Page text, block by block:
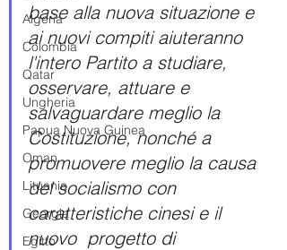
Algeria
Colombia
Qatar
Ungheria
Papua Nuova Guinea
Oman
Lituania
Georgia
Egitto
base alla nuova situazione e
ai nuovi compiti aiuteranno
l'intero Partito a studiare,
osservare, attuare e
salvaguardare meglio la
Costituzione, nonché a
promuovere meglio la causa
del socialismo con
caratteristiche cinesi e il
nuovo  progetto di